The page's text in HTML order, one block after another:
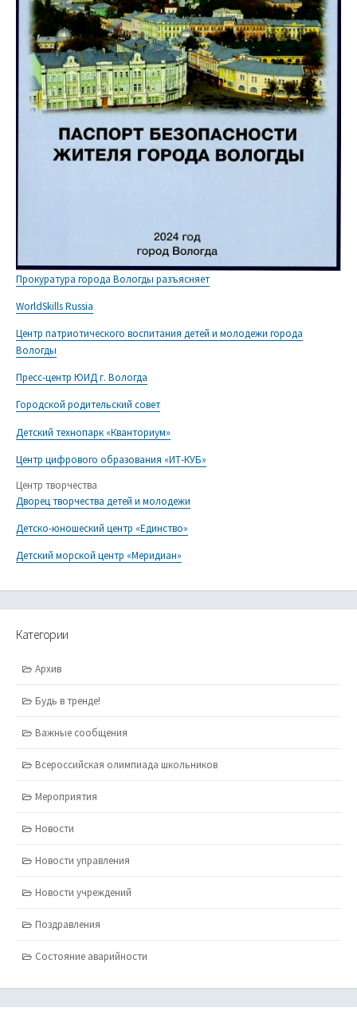
Прокуратура города Вологды разъясняет
WorldSkills Russia
Центр патриотического воспитания детей и молодежи города
Вологды
Пресс-центр ЮИД г. Вологда
Городской родительский совет
Детский технопарк «Кванториум»
Центр цифрового образования «ИТ-КУБ»
Центр творчества
Дворец творчества детей и молодежи
Детско-юношеский центр «Единство»
Детский морской центр «Меридиан»
Категории
Архив
Будь в тренде!
Важные сообщения
Всероссийская олимпиада школьников
Мероприятия
Новости
Новости управления
Новости учреждений
Поздравления
Состояние аварийности